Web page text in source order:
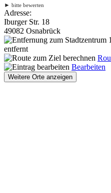
► bitte bewerten
Adresse:
Iburger Str. 18
49082 Osnabrück
entfernt
Bearbeiten
Weitere Orte anzeigen